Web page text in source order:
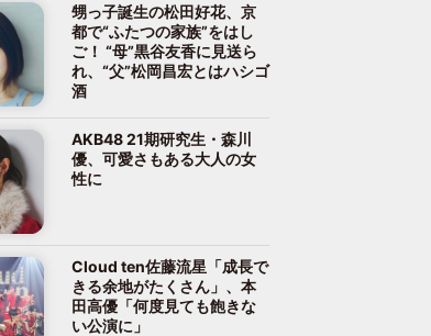
甥っ子誕生の松田好花、京
都で“ふたつの家族”をはし
ご！ “母”黒谷友香に見送ら
れ、“父”松岡昌宏とはハシゴ
酒
AKB48 21期研究生・森川
優、可愛さもある大人の女
性に
Cloud ten佐藤流星「成長で
きる余地がたくさん」、本
田高優「何度見ても飽きな
い公演に」